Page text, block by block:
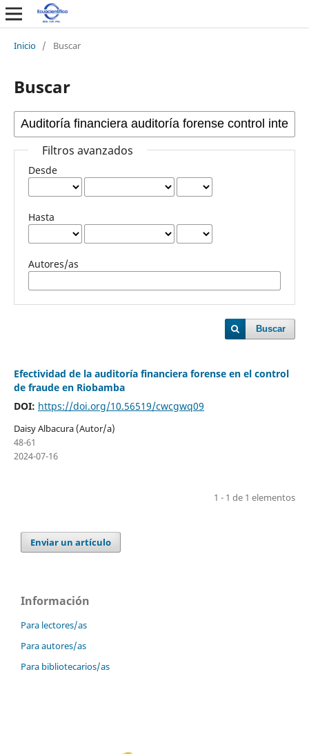
Inicio / Buscar
Buscar
Filtros avanzados
Desde
Hasta
Autores/as
Buscar
Efectividad de la auditoría financiera forense en el control
de fraude en Riobamba
DOI: https://doi.org/10.56519/cwcgwq09
Daisy Albacura (Autor/a)
48-61
2024-07-16
1 - 1 de 1 elementos
Enviar un artículo
Información
Para lectores/as
Para autores/as
Para bibliotecarios/as